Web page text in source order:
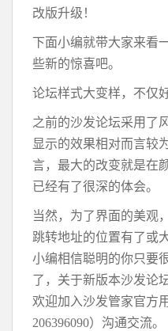
改版升级！
下面小编就带大家来看
些新的惊喜吧。
论坛样式大变样，不仅
之前的沙发论坛采用了
显示的效果相对而言较
言，最大的改变就是在
已经有了很深的体会。
当然，为了界面的美观
跳转地址的位置有了或
小编相信聪明的你只要
了，关于新版本沙发论
欢迎加入沙发管家官方
206396090）沟通交流。